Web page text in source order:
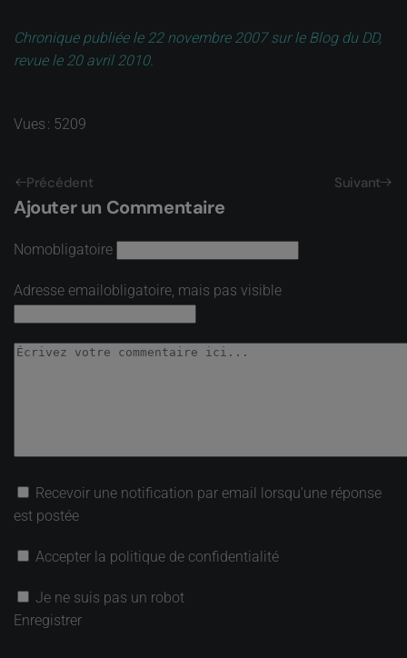
Chronique publiée le 22 novembre 2007 sur le Blog du DD,
revue le 20 avril 2010.
Vues : 5209
Précédent Suivant
Ajouter un Commentaire
Nomobligatoire
Adresse emailobligatoire, mais pas visible
Recevoir une notification par email lorsqu’une réponse
est postée
Accepter la politique de confidentialité
Je ne suis pas un robot
Enregistrer